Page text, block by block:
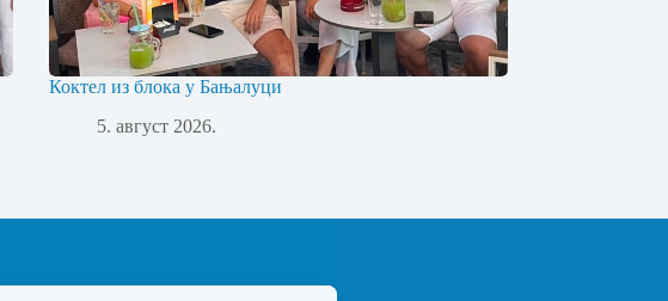
Коктел из блока у Бањалуци
5. август 2026.